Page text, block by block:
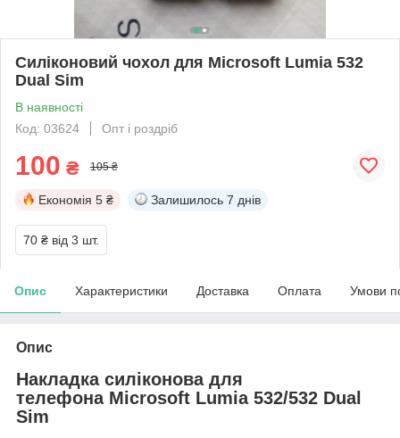
Силіконовий чохол для Microsoft Lumia 532
Dual Sim
В наявності
Код: 03624
Опт і роздріб
100 ₴ 105 ₴
Економія 5 ₴ Залишилось 7 днів
70 ₴ від 3 шт.
Опис Характеристики Доставка Оплата Умови
Опис
Накладка силіконова для
телефона Microsoft Lumia 532/532 Dual
Sim